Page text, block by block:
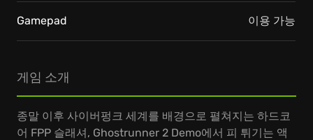
게임 소개
종말 이후 사이버펑크 세계를 배경으로 펼쳐지는 하드코
어 FPP 슬래셔, Ghostrunner 2 Demo에서 피 튀기는 액
Gamepad 이용 가능